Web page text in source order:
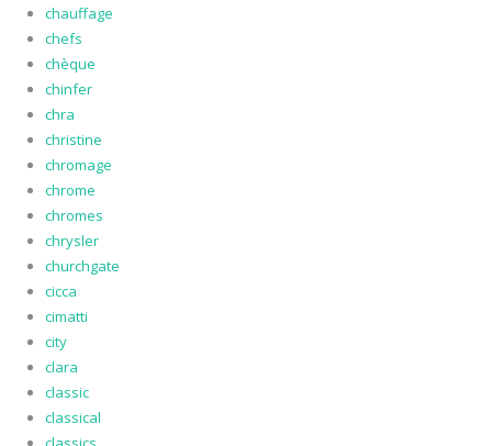
chauffage
chefs
chèque
chinfer
chra
christine
chromage
chrome
chromes
chrysler
churchgate
cicca
cimatti
city
clara
classic
classical